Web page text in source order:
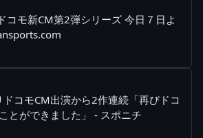
コモ新CM第2弾シリーズ 今日７日よ
コモCM出演から2作連続「再びドコ
とができました」 - スポニチ